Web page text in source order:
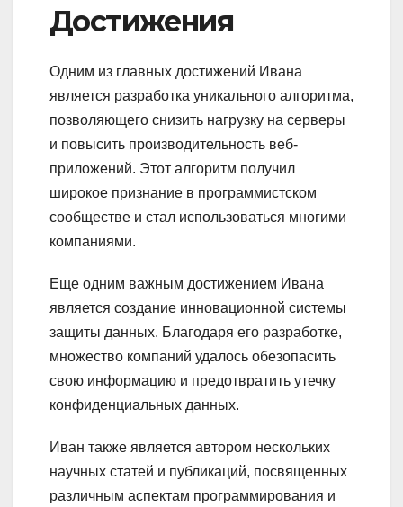
Достижения
Одним из главных достижений Ивана
является разработка уникального алгоритма,
позволяющего снизить нагрузку на серверы
и повысить производительность веб-
приложений. Этот алгоритм получил
широкое признание в программистском
сообществе и стал использоваться многими
компаниями.
Еще одним важным достижением Ивана
является создание инновационной системы
защиты данных. Благодаря его разработке,
множество компаний удалось обезопасить
свою информацию и предотвратить утечку
конфиденциальных данных.
Иван также является автором нескольких
научных статей и публикаций, посвященных
различным аспектам программирования и